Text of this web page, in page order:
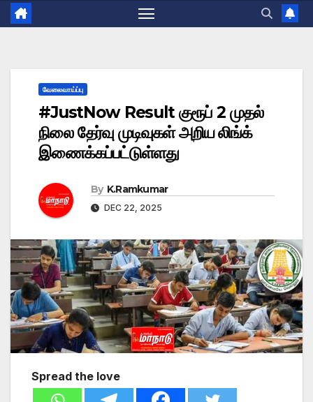
வேலைவாய்ப்பு
#JustNow Result குரூப் 2 முதல்
நிலை தேர்வு முடிவுகள் அறிய லிங்க்
இணைக்கப்பட்டுள்ளது
By K.Ramkumar
DEC 22, 2025
Spread the love